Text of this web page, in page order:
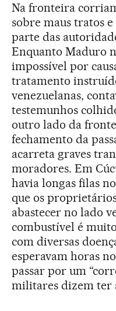
Na fronteira
sobre maus tratos
parte das
Enquanto Maduro
impossível por
tratamento
venezuelanas,
testemunhos
outro lado da
fechamento da
acarreta graves
moradores. Em
havia longas filas
que os
abastecer no lado
combustível é
com diversas
esperavam horas
passar por um
militares dizem ter